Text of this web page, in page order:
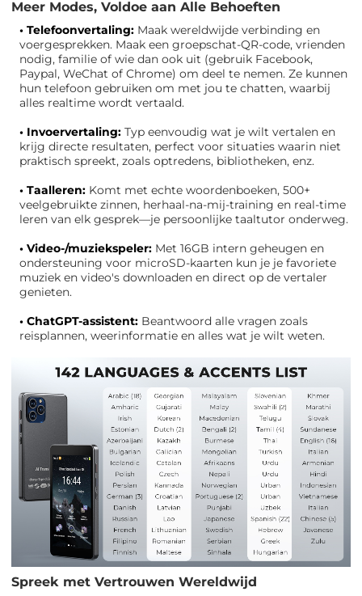
Meer Modes, Voldoe aan Alle Behoeften
• Telefoonvertaling: Maak wereldwijde verbinding en
voergesprekken. Maak een groepschat-QR-code, vrienden
nodig, familie of wie dan ook uit (gebruik Facebook,
Paypal, WeChat of Chrome) om deel te nemen. Ze kunnen
hun telefoon gebruiken om met jou te chatten, waarbij
alles realtime wordt vertaald.
• Invoervertaling: Typ eenvoudig wat je wilt vertalen en
krijg directe resultaten, perfect voor situaties waarin niet
praktisch spreekt, zoals optredens, bibliotheken, enz.
• Taalleren: Komt met echte woordenboeken, 500+
veelgebruikte zinnen, herhaal-na-mij-training en real-time
leren van elk gesprek—je persoonlijke taaltutor onderweg.
• Video-/muziekspeler: Met 16GB intern geheugen en
ondersteuning voor microSD-kaarten kun je je favoriete
muziek en video's downloaden en direct op de vertaler
genieten.
• ChatGPT-assistent: Beantwoord alle vragen zoals
reisplannen, weerinformatie en alles wat je wilt weten.
Spreek met Vertrouwen Wereldwijd